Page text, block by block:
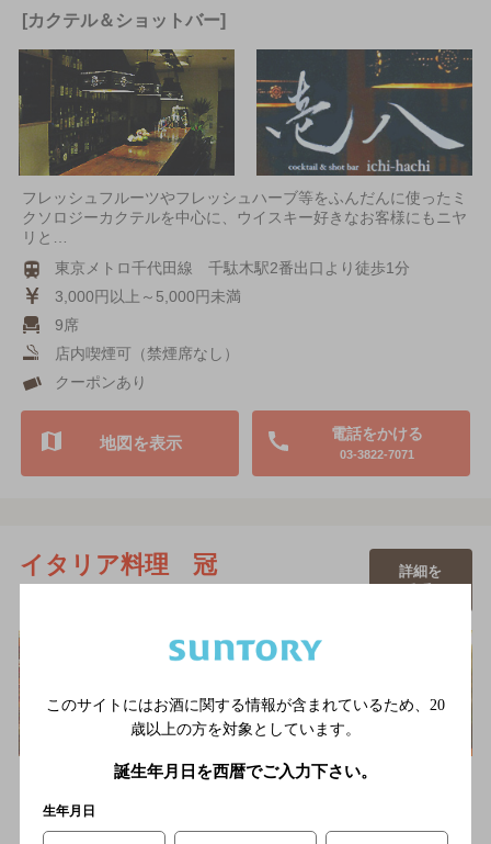
[カクテル＆ショットバー]
フレッシュフルーツやフレッシュハーブ等をふんだんに使ったミ
クソロジーカクテルを中心に、ウイスキー好きなお客様にもニヤ
リと…
東京メトロ千代田線 千駄木駅2番出口より徒歩1分
3,000円以上～5,000円未満
9席
店内喫煙可（禁煙席なし）
クーポンあり
電話をかける
03-3822-7071
地図を表示
イタリア料理 冠
詳細を
みる
オシャレな雰囲気でイタリア料理をお楽しみいただけるお店で
京成電鉄線新三河島駅より徒歩で2分
このサイトにはお酒に関する情報が含まれているため、 20
歳以上の方を対象としています。
誕生年月日を西暦でご入力下さい。
生年月日